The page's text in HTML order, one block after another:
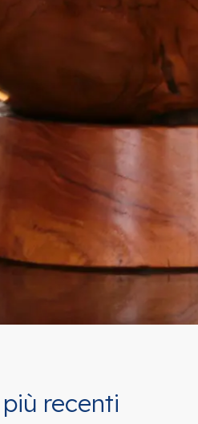
recenti